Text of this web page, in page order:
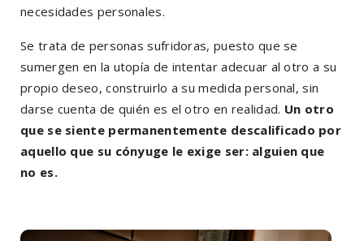
necesidades personales.
Se trata de personas sufridoras, puesto que se
sumergen en la utopía de intentar adecuar al otro a su
propio deseo, construirlo a su medida personal, sin
darse cuenta de quién es el otro en realidad. Un otro
que se siente permanentemente descalificado por
aquello que su cónyuge le exige ser: alguien que
no es.